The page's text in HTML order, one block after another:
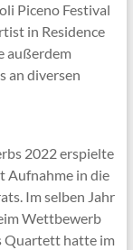
Piceno Festival
in Residence
außerdem
an diversen
2022 erspielte
Aufnahme in die
Im selben Jahr
Wettbewerb
Quartett hatte im